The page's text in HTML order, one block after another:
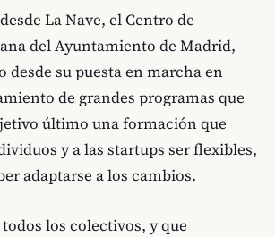
La Nave, el Centro de
del Ayuntamiento de Madrid,
desde su puesta en marcha en
de grandes programas que
último una formación que
y a las startups ser flexibles,
adaptarse a los cambios.
los colectivos, y que